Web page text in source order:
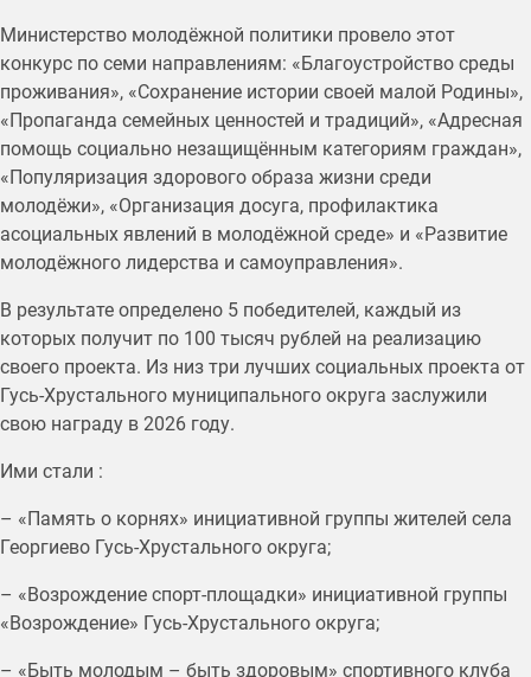
Министерство молодёжной политики провело этот
конкурс по семи направлениям: «Благоустройство среды
проживания», «Сохранение истории своей малой Родины»,
«Пропаганда семейных ценностей и традиций», «Адресная
помощь социально незащищённым категориям граждан»,
«Популяризация здорового образа жизни среди
молодёжи», «Организация досуга, профилактика
асоциальных явлений в молодёжной среде» и «Развитие
молодёжного лидерства и самоуправления».
В результате определено 5 победителей, каждый из
которых получит по 100 тысяч рублей на реализацию
своего проекта. Из низ три лучших социальных проекта от
Гусь-Хрустального муниципального округа заслужили
свою награду в 2026 году.
Ими стали :
– «Память о корнях» инициативной группы жителей села
Георгиево Гусь-Хрустального округа;
– «Возрождение спорт-площадки» инициативной группы
«Возрождение» Гусь-Хрустального округа;
– «Быть молодым – быть здоровым» спортивного клуба